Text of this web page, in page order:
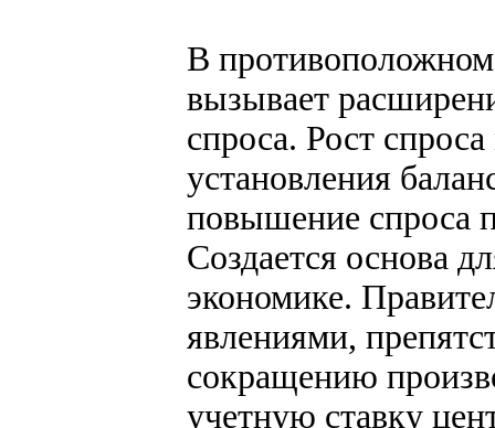
В
вызывает
спроса. Рост
установления
повышение спроса
Создается основа
экономике.
явлениями,
сокращению
учетную ставку